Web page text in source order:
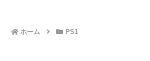
ホーム PS1